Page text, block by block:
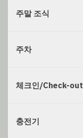
주말 조식
주차
체크인/Check-out
충전기